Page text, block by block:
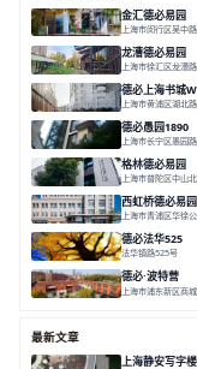
金汇德必易园
上海市闵行区吴中
龙漕德必易园
上海市徐汇区龙漕
德必上海书城
上海市黄浦区湖北
德必愚园1890
上海市长宁区愚园
格林德必易园
上海市普陀区中山
西虹桥德必易园
上海市青浦区华徐
德必法华525
法华镇路525号
德必·波特营
上海市浦东新区商
最新文章
上海静安写字